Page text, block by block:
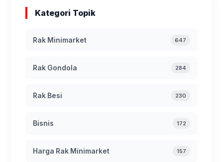
Kategori Topik
Rak Minimarket 647
Rak Gondola 284
Rak Besi 230
Bisnis 172
Harga Rak Minimarket 157